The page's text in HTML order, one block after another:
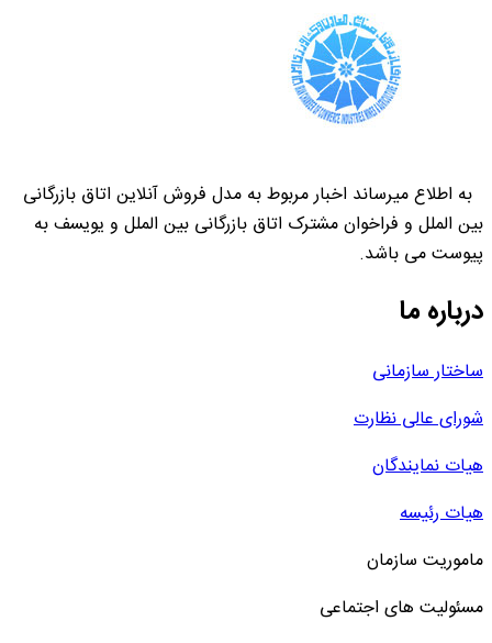
به اطلاع میرساند اخبار مربوط به مدل فروش آنلاین اتاق بازرگانی
بین الملل و فراخوان مشترک اتاق بازرگانی بین الملل و یویسف به
پیوست می باشد.
درباره ما
ساختار سازمانی
شورای عالی نظارت
هیات نمایندگان
هیات رئیسه
ماموریت سازمان
مسئولیت های اجتماعی